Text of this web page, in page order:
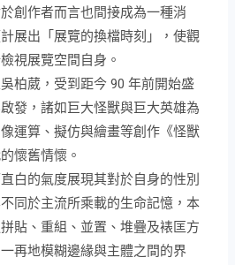
創作者而言也間接成為一種消
展出「展覽的換檔時刻」，使觀
視展覽空間自身。
柏葳，受到距今 90 年前開始盛
發，諸如巨大怪獸與巨大英雄為
運算、擬仿與繪畫等創作《怪獸
懷舊情懷。
白的氣度展現其對於自身的性別
同於主流所乘載的生命記憶，本
貼、重組、並置、堆疊及裱匡方
再地模糊邊緣與主體之間的界